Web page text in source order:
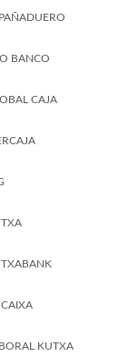
BANCO
CAJA
CAIXA
KUTXA